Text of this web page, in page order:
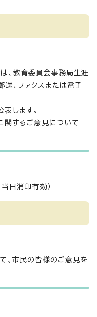
、教育委員会事務局生涯
送、ファクスまたは電子
します。
関するご意見について
日消印有効）
、市民の皆様のご意見を